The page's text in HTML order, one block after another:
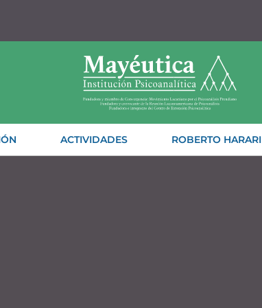
ACTIVIDADES ROBERTO HARARI